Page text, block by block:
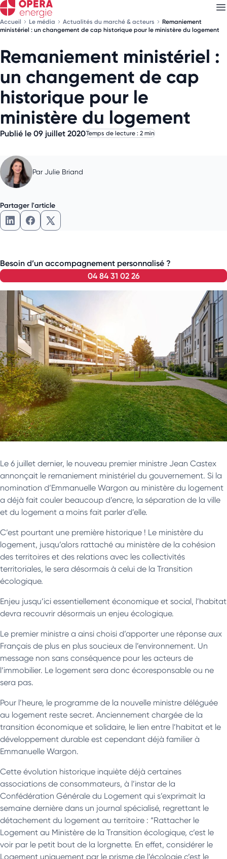
Accueil Le média Actualités du marché & acteurs
Remaniement
ministériel : un changement de cap historique pour le ministère du logement
Remaniement ministériel :
un changement de cap
historique pour le
ministère du logement
Publié le 09 juillet 2020Temps de lecture : 2 min
Par Julie Briand
Partager l'article
Besoin d’un accompagnement personnalisé ?
04 84 31 02 26
Le 6 juillet dernier, le nouveau premier ministre Jean Castex
annonçait le remaniement ministériel du gouvernement. Si la
nomination d’Emmanuelle Wargon au ministère du logement
a déjà fait couler beaucoup d’encre, la séparation de la ville
et du logement a moins fait parler d’elle.
C’est pourtant une première historique ! Le ministère du
logement, jusqu’alors rattaché au ministère de la cohésion
des territoires et des relations avec les collectivités
territoriales, le sera désormais à celui de la Transition
écologique.
Enjeu jusqu’ici essentiellement économique et social, l’habitat
devra recouvrir désormais un enjeu écologique.
Le premier ministre a ainsi choisi d’apporter une réponse aux
Français de plus en plus soucieux de l’environnement. Un
message non sans conséquence pour les acteurs de
l’immobilier. Le logement sera donc écoresponsable ou ne
sera pas.
Pour l’heure, le programme de la nouvelle ministre déléguée
au logement reste secret. Anciennement chargée de la
transition économique et solidaire, le lien entre l’habitat et le
développement durable est cependant déjà familier à
Emmanuelle Wargon.
Cette évolution historique inquiète déjà certaines
associations de consommateurs, à l’instar de la
Confédération Générale du Logement qui s’exprimait la
semaine dernière dans un journal spécialisé, regrettant le
détachement du logement au territoire : “Rattacher le
Logement au Ministère de la Transition écologique, c’est le
voir par le petit bout de la lorgnette. En effet, considérer le
Logement uniquement par le prisme de l’écologie c’est le
Découvrez nos newsletters
Choisissez les newsletters qui vous intéressent